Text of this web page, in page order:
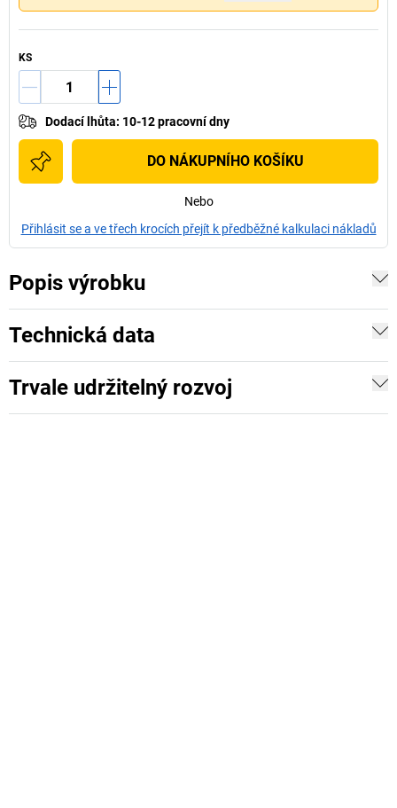
KS
Dodací lhůta: 10-12 pracovní dny
DO NÁKUPNÍHO KOŠÍKU
Nebo
Přihlásit se a ve třech krocích přejít k předběžné kalkulaci nákladů
Popis výrobku
Technická data
Trvale udržitelný rozvoj